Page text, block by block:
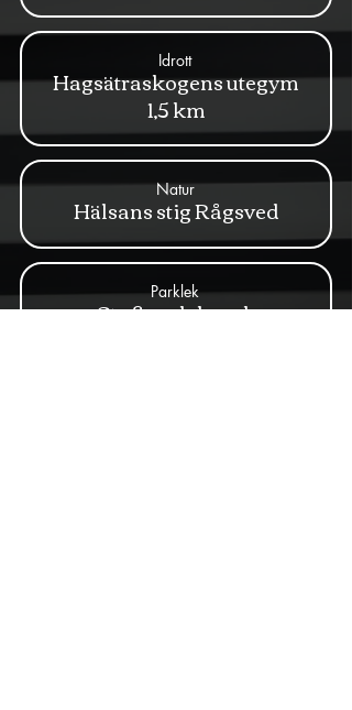
Hagsätraskogens utegym
1,5 km
Idrott
Hälsans stig Rågsved
Natur
Stacken lekpark
Parklek